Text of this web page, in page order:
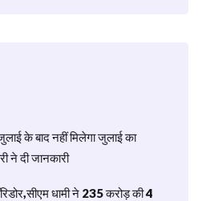
के बाद नहीं मिलेगा जुलाई का
ने दी जानकारी
धामी ने 235 करोड़ की 4